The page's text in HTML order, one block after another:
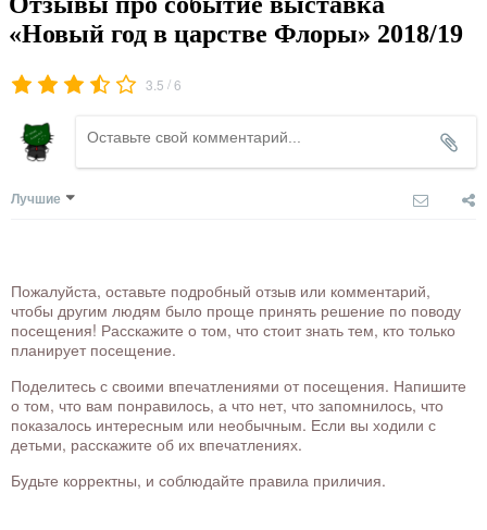
«Новый год в царстве Флоры» 2018/19
3.5 /6
Лучшие
Пожалуйста, оставьте подробный отзыв или комментарий,
чтобы другим людям было проще принять решение по поводу
посещения! Расскажите о том, что стоит знать тем, кто только
планирует посещение.
Поделитесь с своими впечатлениями от посещения. Напишите
о том, что вам понравилось, а что нет, что запомнилось, что
показалось интересным или необычным. Если вы ходили с
детьми, расскажите об их впечатлениях.
Будьте корректны, и соблюдайте правила приличия.